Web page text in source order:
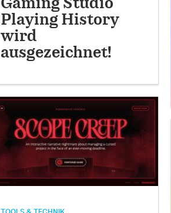
Gaming Studio
Playing History
wird
ausgezeichnet!